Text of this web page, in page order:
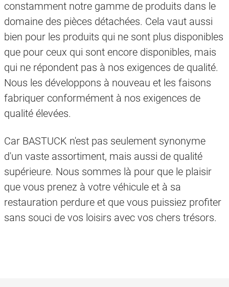
constamment notre gamme de produits dans le
domaine des pièces détachées. Cela vaut aussi
bien pour les produits qui ne sont plus disponibles
que pour ceux qui sont encore disponibles, mais
qui ne répondent pas à nos exigences de qualité.
Nous les développons à nouveau et les faisons
fabriquer conformément à nos exigences de
qualité élevées.
Car BASTUCK n'est pas seulement synonyme
d'un vaste assortiment, mais aussi de qualité
supérieure. Nous sommes là pour que le plaisir
que vous prenez à votre véhicule et à sa
restauration perdure et que vous puissiez profiter
sans souci de vos loisirs avec vos chers trésors.